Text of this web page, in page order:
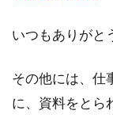
いつもありがと
その他には、仕
に、資料をとら